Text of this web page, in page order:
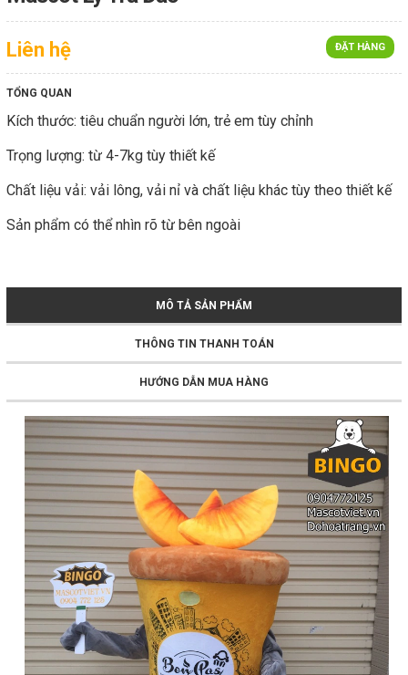
ĐẶT HÀNG
Liên hệ
TỔNG QUAN
Kích thước: tiêu chuẩn người lớn, trẻ em tùy chỉnh
Trọng lượng: từ 4-7kg tùy thiết kế
Chất liệu vải: vải lông, vải nỉ và chất liệu khác tùy theo thiết kế
Sản phẩm có thể nhìn rõ từ bên ngoài
MÔ TẢ SẢN PHẨM
THÔNG TIN THANH TOÁN
HƯỚNG DẪN MUA HÀNG